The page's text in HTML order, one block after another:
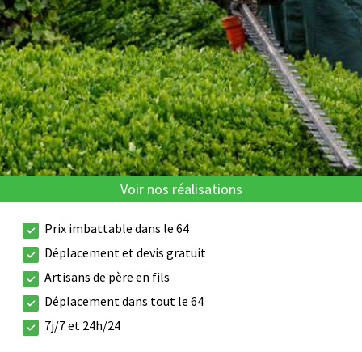
Voir nos réalisations
Prix imbattable dans le 64
Déplacement et devis gratuit
Artisans de père en fils
Déplacement dans tout le 64
7j/7 et 24h/24